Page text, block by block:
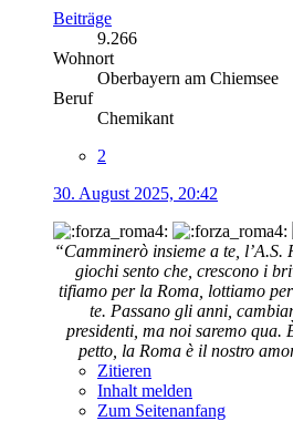
Beiträge
9.266
Wohnort
Oberbayern am Chiemsee
Beruf
Chemikant
2
30. August 2025, 20:42
“Camminerò insieme a te,
giochi sento che, crescono i
tifiamo per la Roma, lottiamo
te. Passano gli anni,
presidenti, ma noi saremo qua.
petto, la Roma è il nostro
Zitieren
Inhalt melden
Zum Seitenanfang